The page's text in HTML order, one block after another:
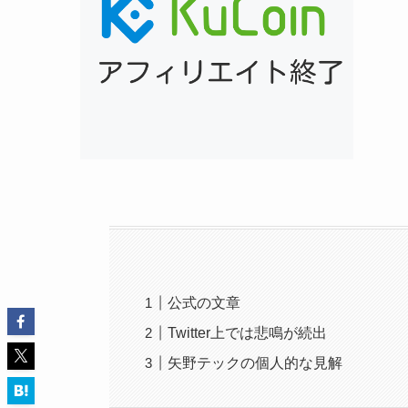
公式の文章
Twitter上では悲鳴が続出
矢野テックの個人的な見解